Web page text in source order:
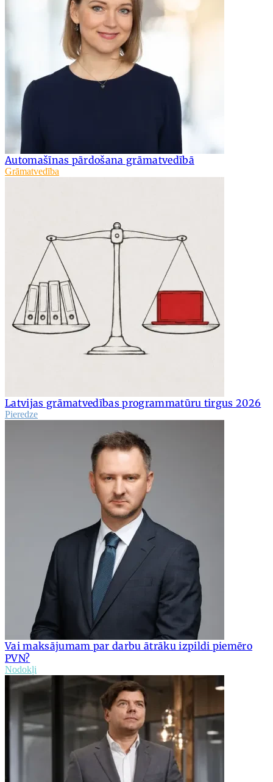
Automašīnas pārdošana grāmatvedībā
Grāmatvedība
Latvijas grāmatvedības programmatūru tirgus 2026
Pieredze
Vai maksājumam par darbu ātrāku izpildi piemēro
PVN?
Nodokļi